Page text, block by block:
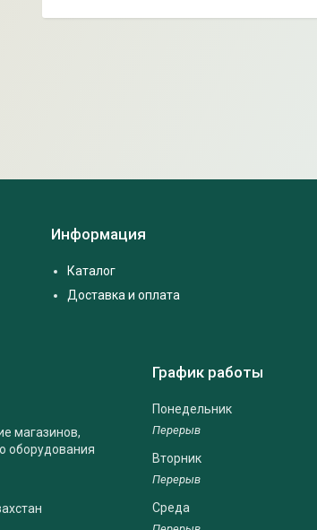
Информация
Каталог
Доставка и оплата
магазинов,
оборудования
График работы
Понедельник
Вторник
Среда